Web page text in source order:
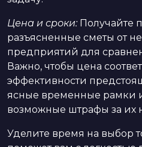
Цена и сроки: Получайте
разъясненные сметы от
предприятий для
Важно, чтобы цена
эффективности
ясные временные рамки
возможные штрафы за их
Уделите время на выбор